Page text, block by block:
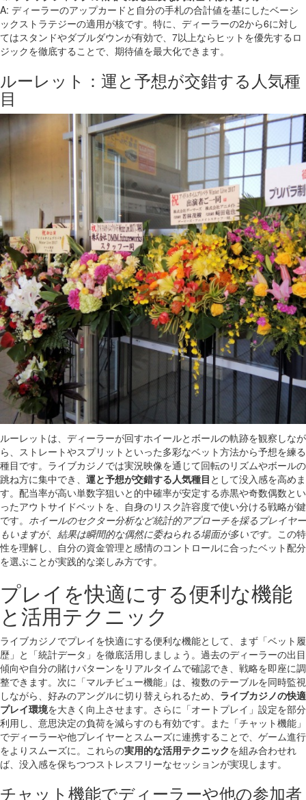
A: ディーラーのアップカードと自分の手札の合計値を基にしたベーシ
ックストラテジーの適用が核です。特に、ディーラーの2から6に対し
てはスタンドやダブルダウンが有効で、7以上ならヒットを優先するロ
ジックを徹底することで、期待値を最大化できます。
ルーレット：運と予想が交錯する人気種
目
ルーレットは、ディーラーが回すホイールとボールの軌跡を観察しなが
ら、ストレートやスプリットといった多彩なベット方法から予想を練る
種目です。ライブカジノでは実況映像を通じて回転のリズムやボールの
跳ね方に集中でき、 運と予想が交錯する人気種目 として没入感を高めま
す。配当率が高い単数字狙いと的中確率が安定する赤黒や奇数偶数とい
ったアウトサイドベットを、自身のリスク許容度で使い分ける戦略が鍵
です。 ホイールのセクター分析など統計的アプローチを採るプレイヤー
もいますが、結果は瞬間的な偶然に委ねられる場面が多いです。 この特
性を理解し、自分の資金管理と感情のコントロールに合ったベット配分
を選ぶことが実践的な楽しみ方です。
プレイを快適にする便利な機能
と活用テクニック
ライブカジノでプレイを快適にする便利な機能として、まず「ベット履
歴」と「統計データ」を徹底活用しましょう。過去のディーラーの出目
傾向や自分の賭けパターンをリアルタイムで確認でき、戦略を即座に調
整できます。次に「マルチビュー機能」は、複数のテーブルを同時監視
しながら、好みのアングルに切り替えられるため、 ライブカジノの快適
プレイ環境を大きく向上させます。さらに「オートプレイ」設定を部分
利用し、意思決定の負荷を減らすのも有効です。また「チャット機能」
でディーラーや他プレイヤーとスムーズに連携することで、ゲーム進行
をよりスムーズに。これらの実用的な活用テクニックを組み合わせれ
ば、没入感を保ちつつストレスフリーなセッションが実現します。
チャット機能でディーラーや他の参加者